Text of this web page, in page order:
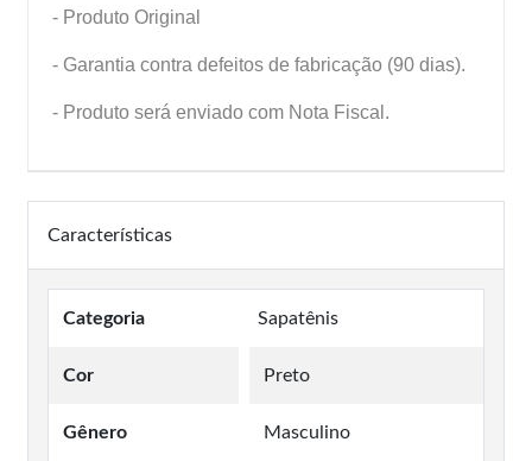
- Produto Original
- Garantia contra defeitos de fabricação (90 dias).
- Produto será enviado com Nota Fiscal.
Características
Categoria Sapatênis
Cor Preto
Gênero Masculino